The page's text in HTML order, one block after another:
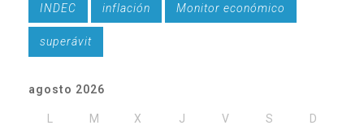
INDEC inflación Monitor económico
superávit
agosto 2026
L M X J V S D